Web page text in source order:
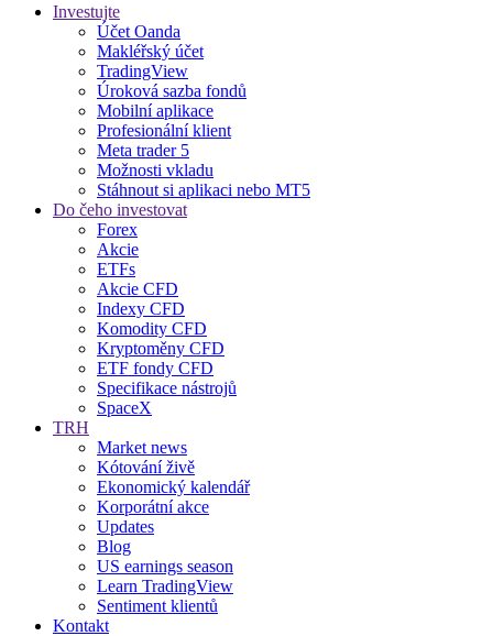
Investujte
Účet Oanda
Makléřský účet
TradingView
Úroková sazba fondů
Mobilní aplikace
Profesionální klient
Meta trader 5
Možnosti vkladu
Stáhnout si aplikaci nebo MT5
Do čeho investovat
Forex
Akcie
ETFs
Akcie CFD
Indexy CFD
Komodity CFD
Kryptoměny CFD
ETF fondy CFD
Specifikace nástrojů
SpaceX
TRH
Market news
Kótování živě
Ekonomický kalendář
Korporátní akce
Updates
Blog
US earnings season
Learn TradingView
Sentiment klientů
Kontakt